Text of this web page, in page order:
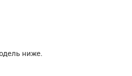
ниже.